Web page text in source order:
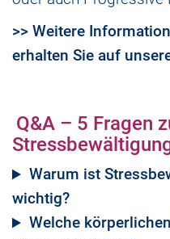
>> Weitere
erhalten Sie auf
Q&A – 5 Fragen
Warum ist
wichtig?
Welche